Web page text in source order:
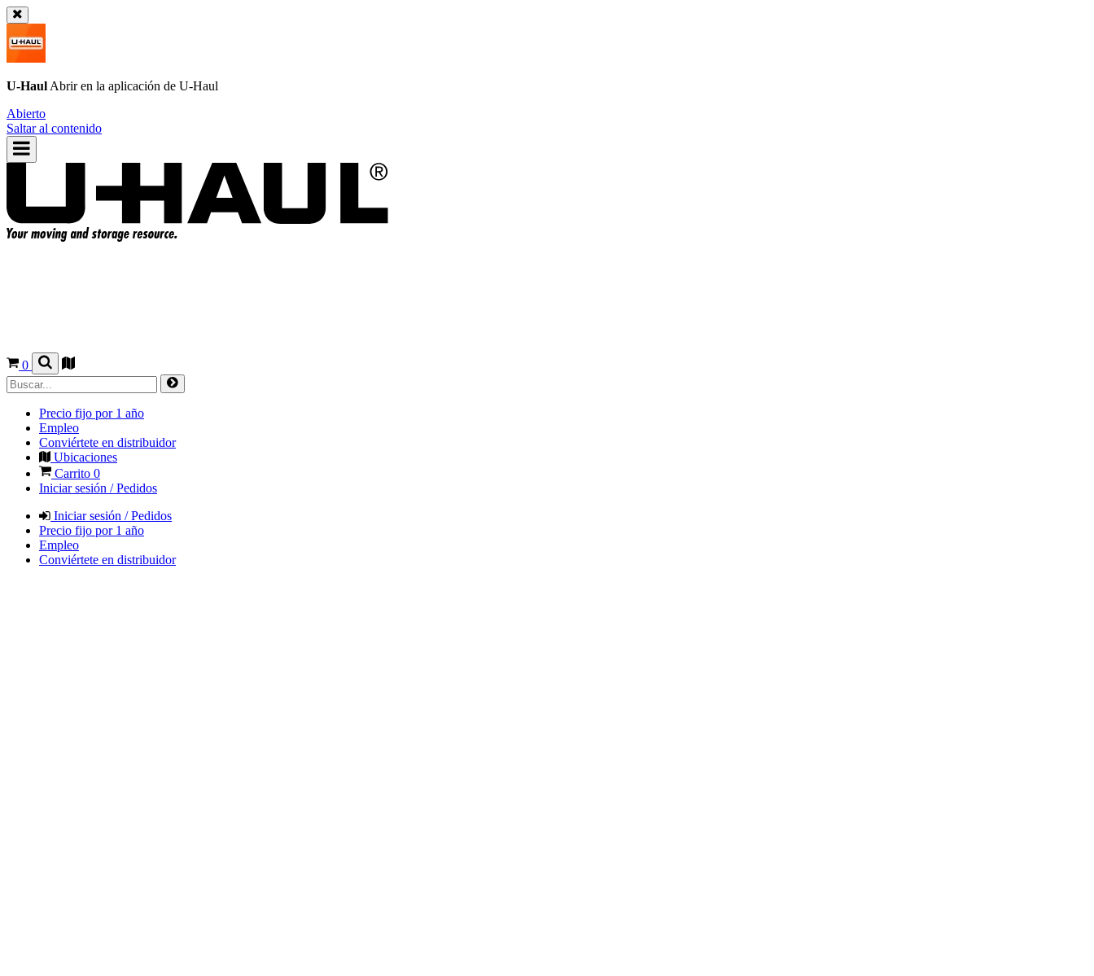
U-Haul Abrir en la aplicación de U-Haul
Abierto
Saltar al contenido
0
Precio fijo por 1 año
Empleo
Conviértete en distribuidor
Ubicaciones
Carrito 0
Iniciar sesión / Pedidos
Iniciar sesión / Pedidos
Precio fijo por 1 año
Empleo
Conviértete en distribuidor